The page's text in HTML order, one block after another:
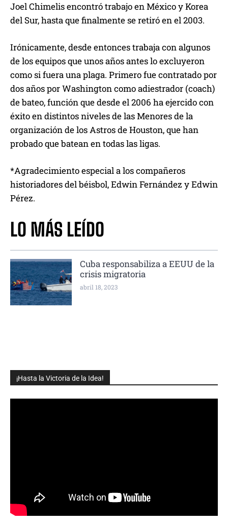
¡Hasta la Victoria de la Idea!
Joel Chimelis encontró trabajo en México y Korea
del Sur, hasta que finalmente se retiró en el 2003.
Irónicamente, desde entonces trabaja con algunos
de los equipos que unos años antes lo excluyeron
como si fuera una plaga. Primero fue contratado por
dos años por Washington como adiestrador (coach)
de bateo, función que desde el 2006 ha ejercido con
éxito en distintos niveles de las Menores de la
organización de los Astros de Houston, que han
probado que batean en todas las ligas.
*Agradecimiento especial a los compañeros
historiadores del béisbol, Edwin Fernández y Edwin
Pérez.
LO MÁS LEÍDO
Cuba responsabiliza a EEUU de la
crisis migratoria
abril 18, 2023